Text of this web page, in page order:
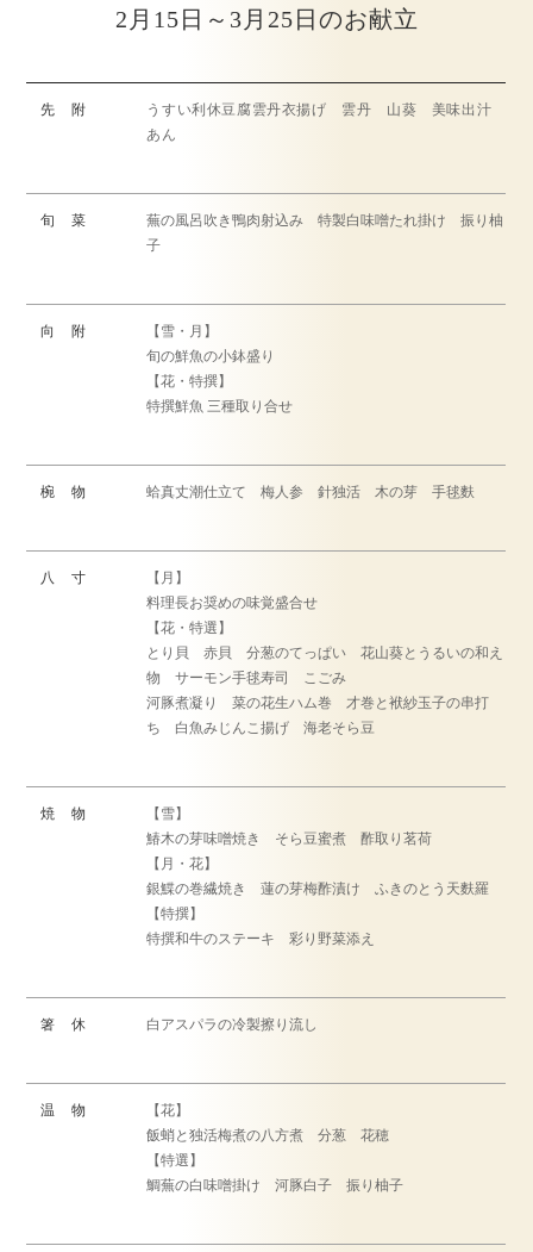
2月15日～3月25日のお献立
先 附
うすい利休豆腐雲丹衣揚げ 雲丹 山葵 美味出汁
あん
旬 菜
蕪の風呂吹き鴨肉射込み 特製白味噌たれ掛け 振り柚
子
向 附
【雪・月】
旬の鮮魚の小鉢盛り
【花・特撰】
特撰鮮魚 三種取り合せ
椀 物 蛤真丈潮仕立て 梅人参 針独活 木の芽 手毬麩
八 寸
【月】
料理長お奨めの味覚盛合せ
【花・特選】
とり貝 赤貝 分葱のてっぱい 花山葵とうるいの和え
物 サーモン手毬寿司 こごみ
河豚煮凝り 菜の花生ハム巻 才巻と袱紗玉子の串打
ち 白魚みじんこ揚げ 海老そら豆
焼 物
【雪】
鰆木の芽味噌焼き そら豆蜜煮 酢取り茗荷
【月・花】
銀鰈の巻繊焼き 蓮の芽梅酢漬け ふきのとう天麩羅
【特撰】
特撰和牛のステーキ 彩り野菜添え
箸 休 白アスパラの冷製擦り流し
温 物
【花】
飯蛸と独活梅煮の八方煮 分葱 花穂
【特選】
鯛蕪の白味噌掛け 河豚白子 振り柚子